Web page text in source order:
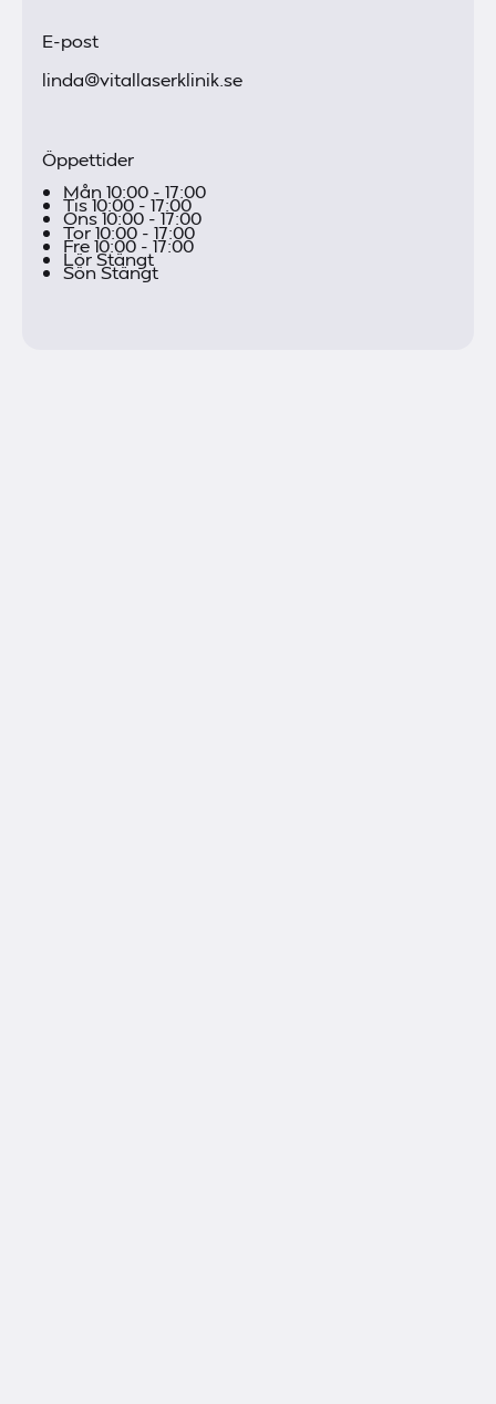
E-post
linda@vitallaserklinik.se
Öppettider
Mån 10:00 - 17:00
Tis 10:00 - 17:00
Ons 10:00 - 17:00
Tor 10:00 - 17:00
Fre 10:00 - 17:00
Lör Stängt
Sön Stängt